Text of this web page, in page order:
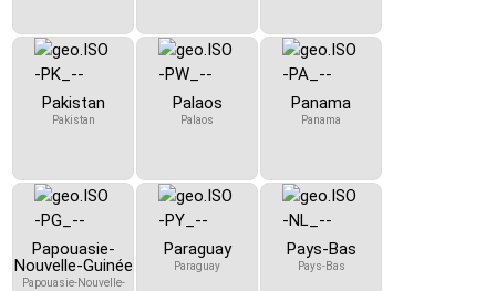
Pakistan
Pakistan
Palaos
Palaos
Panama
Panama
Papouasie-
Nouvelle-Guinée
Papouasie-Nouvelle-
Paraguay
Paraguay
Pays-Bas
Pays-Bas